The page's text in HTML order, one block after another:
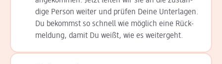
dige Person weiter und prüfen Deine Unterlagen.
Du bekommst so schnell wie möglich eine Rück­
meldung, damit Du weißt, wie es weitergeht.